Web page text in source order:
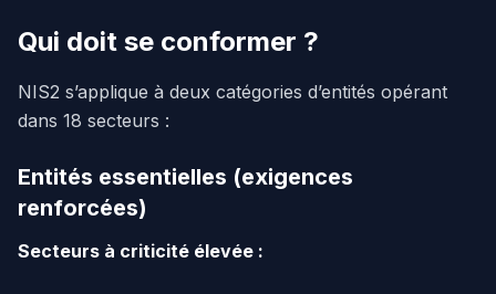
Qui doit se conformer ?
NIS2 s’applique à deux catégories d’entités opérant
dans 18 secteurs :
Entités essentielles (exigences
renforcées)
Secteurs à criticité élevée :